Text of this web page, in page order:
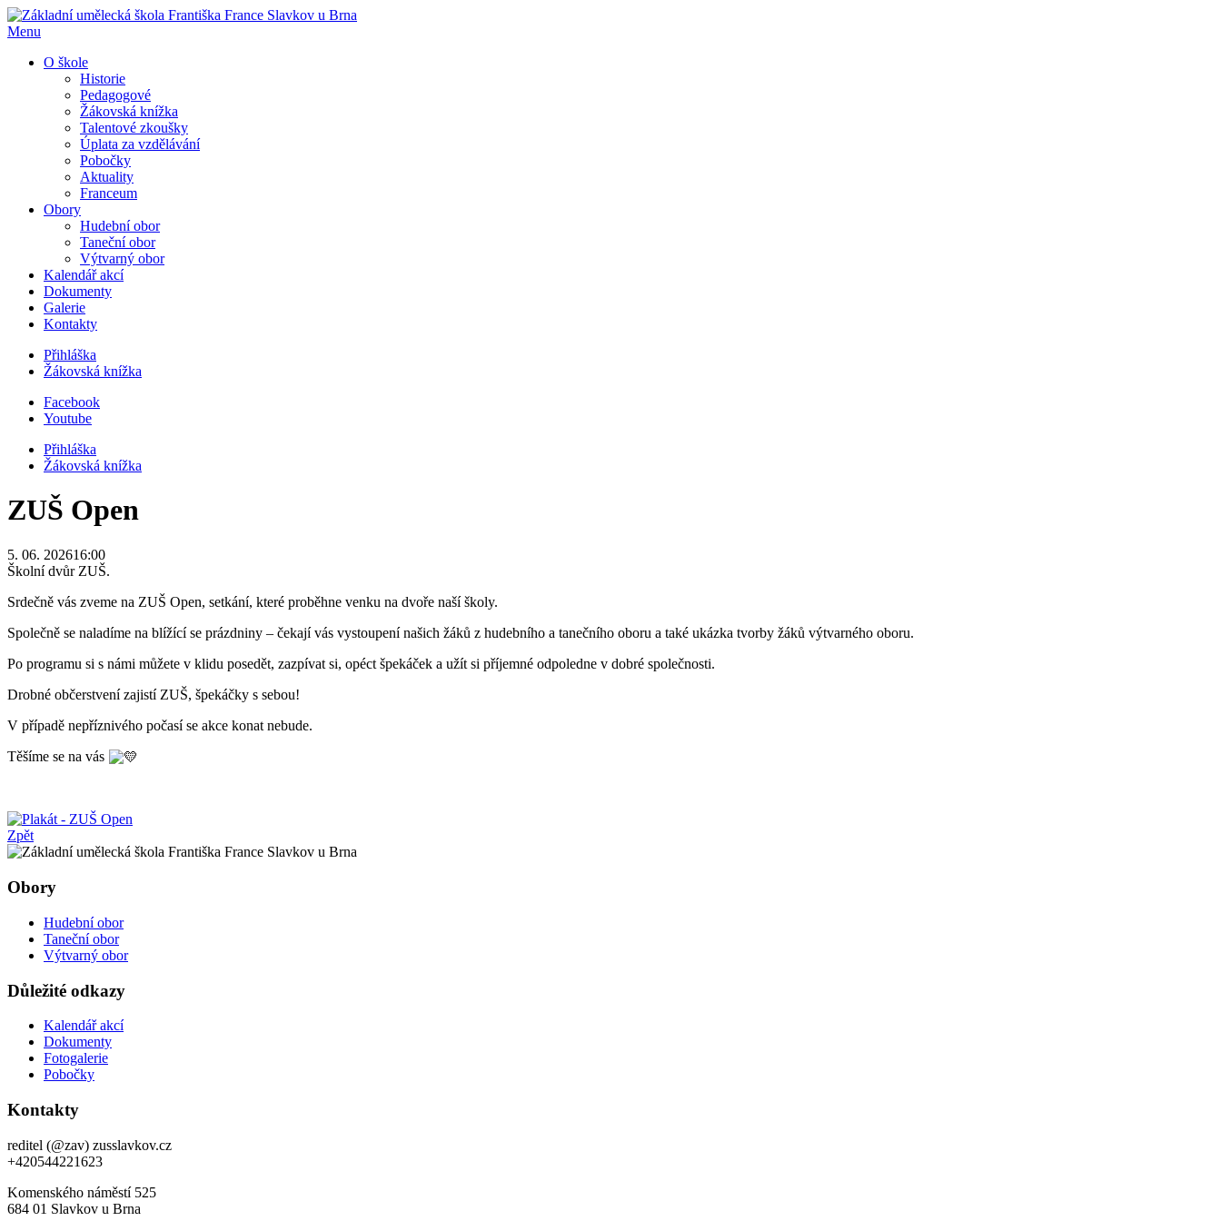
Menu
O škole
Historie
Pedagogové
Žákovská knížka
Talentové zkoušky
Úplata za vzdělávání
Pobočky
Aktuality
Franceum
Obory
Hudební obor
Taneční obor
Výtvarný obor
Kalendář akcí
Dokumenty
Galerie
Kontakty
Přihláška
Žákovská knížka
Facebook
Youtube
Přihláška
Žákovská knížka
ZUŠ Open
5. 06. 202616:00
Školní dvůr ZUŠ.
Srdečně vás zveme na ZUŠ Open, setkání, které proběhne venku na dvoře naší školy.
Společně se naladíme na blížící se prázdniny – čekají vás vystoupení našich žáků z hudebního a tanečního oboru a také ukázka tvorby žáků výtvarného oboru.
Po programu si s námi můžete v klidu posedět, zazpívat si, opéct špekáček a užít si příjemné odpoledne v dobré společnosti.
Drobné občerstvení zajistí ZUŠ, špekáčky s sebou!
V případě nepříznivého počasí se akce konat nebude.
Těšíme se na vás
Zpět
Obory
Hudební obor
Taneční obor
Výtvarný obor
Důležité odkazy
Kalendář akcí
Dokumenty
Fotogalerie
Pobočky
Kontakty
reditel (@zav) zusslavkov.cz
+420544221623
Komenského náměstí 525
684 01 Slavkov u Brna